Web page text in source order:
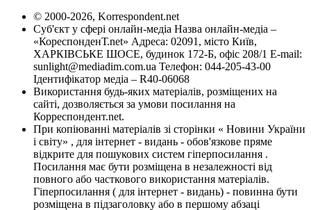
© 2000-2026, Korrespondent.net
Суб'єкт у сфері онлайн-медіа Назва онлайн-медіа –
«КореспонденТ.net» Адреса: 02091, місто Київ,
ХАРКІВСЬКЕ ШОСЕ, будинок 172-Б, офіс 208/1 E-mail:
sunlight@mediadim.com.ua Телефон: 044-205-43-00
Ідентифікатор медіа – R40-06068
Використання будь-яких матеріалів, розміщених на
сайті, дозволяється за умови посилання на
Корреспондент.net.
При копіюванні матеріалів зі сторінки « Новини України
і світу» , для інтернет - видань - обов'язкове пряме
відкрите для пошукових систем гіперпосилання .
Посилання має бути розміщена в незалежності від
повного або часткового використання матеріалів.
Гіперпосилання ( для інтернет - видань) - повинна бути
розміщена в підзаголовку або в першому абзаці